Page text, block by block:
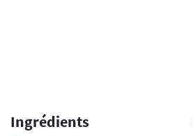
Ingrédients